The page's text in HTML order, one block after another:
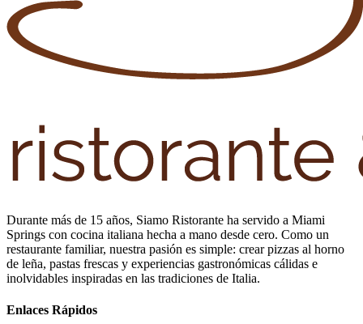
Durante más de 15 años, Siamo Ristorante ha servido a Miami
Springs con cocina italiana hecha a mano desde cero. Como un
restaurante familiar, nuestra pasión es simple: crear pizzas al horno
de leña, pastas frescas y experiencias gastronómicas cálidas e
inolvidables inspiradas en las tradiciones de Italia.
Enlaces Rápidos